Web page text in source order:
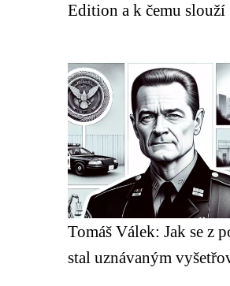
Edition a k čemu slouží
Tomáš Válek: Jak se z
stal uznávaným